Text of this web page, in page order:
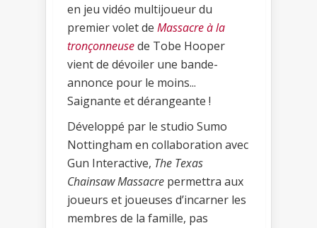
en jeu vidéo multijoueur du
premier volet de Massacre à la
tronçonneusede Tobe Hooper
vient de dévoiler une bande-
annonce pour le moins...
Saignante et dérangeante !
Développé par le studio Sumo
Nottingham en collaboration avec
Gun Interactive, The Texas
Chainsaw Massacre permettra aux
joueurs et joueuses d’incarner les
membres de la famille, pas